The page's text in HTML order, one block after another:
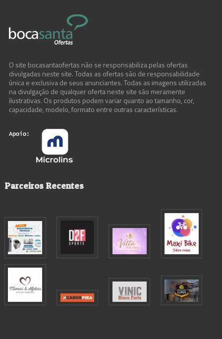
O site bocasantaofertas não se responsabiliza pelas ofertas
divulgadas neste site. Todas as ofertas são de responsabilidade
única e exclusiva de seus anunciantes. Todas as imagens utilizadas
na divulgação de qualquer oferta neste site são meramente
ilustrativas. Os produtos podem variar quanto ao tamanho, cor,
capacidade, modelo, formato entre outras características.
Parceiros Recentes